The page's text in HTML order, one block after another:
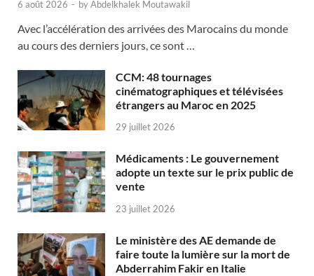
6 août 2026 - byAbdelkhalek Moutawakil
Avec l’accélération des arrivées des Marocains du monde
au cours des derniers jours, ce sont …
CCM: 48 tournages
cinématographiques et télévisées
étrangers au Maroc en 2025
29 juillet 2026
Médicaments : Le gouvernement
adopte un texte sur le prix public de
vente
23 juillet 2026
Le ministère des AE demande de
faire toute la lumière sur la mort de
Abderrahim Fakir en Italie